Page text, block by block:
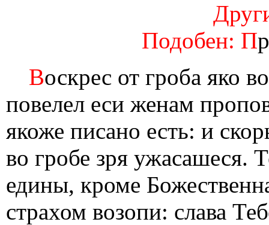
Подобен: П
Воскрес от гроба яко
повелел еси женам
якоже писано есть: и
во гробе зря ужасашеся.
едины, кроме
страхом возопи: слава